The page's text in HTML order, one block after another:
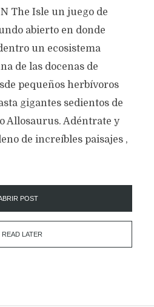
The Isle un juego de
abierto en donde
un ecosistema
de las docenas de
pequeños herbívoros
gigantes sedientos de
Allosaurus. Adéntrate y
de increíbles paisajes ,
POST
READ LATER